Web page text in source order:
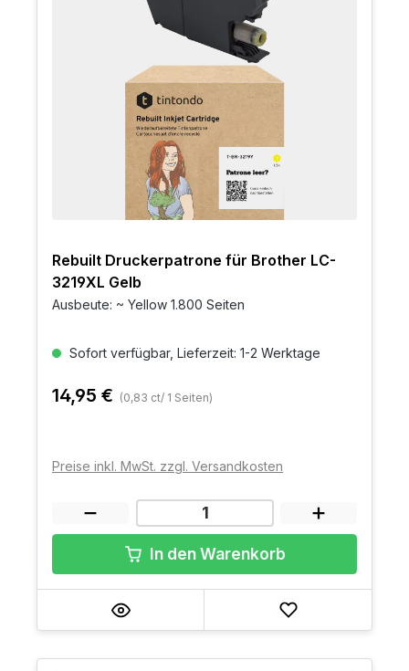
Rebuilt Druckerpatrone für Brother LC-
3219XL Gelb
Ausbeute: ~ Yellow 1.800 Seiten
Sofort verfügbar, Lieferzeit: 1-2 Werktage
14,95 € (0,83 ct/ 1 Seiten)
Preise inkl. MwSt. zzgl. Versandkosten
In den Warenkorb